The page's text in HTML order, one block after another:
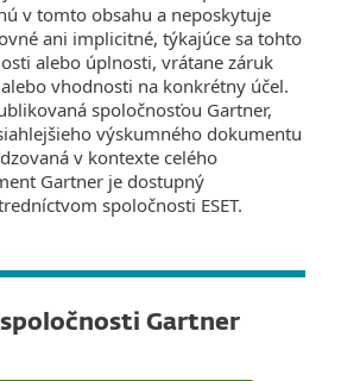
v tomto obsahu a neposkytuje
ani implicitné, týkajúce sa tohto
alebo úplnosti, vrátane záruk
vhodnosti na konkrétny účel.
spoločnosťou Gartner,
výskumného dokumentu
v kontexte celého
Gartner je dostupný
spoločnosti ESET.
Gartner